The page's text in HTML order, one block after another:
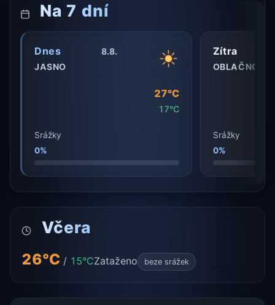
Na 7 dní
Dnes
8.8.
JASNO
27°C
17°C
Srážky
0%
Zítra
OBLAČNO
Srážky
0%
Včera
26°C / 15°CZataženo beze srážek